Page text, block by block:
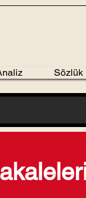
Sözlük